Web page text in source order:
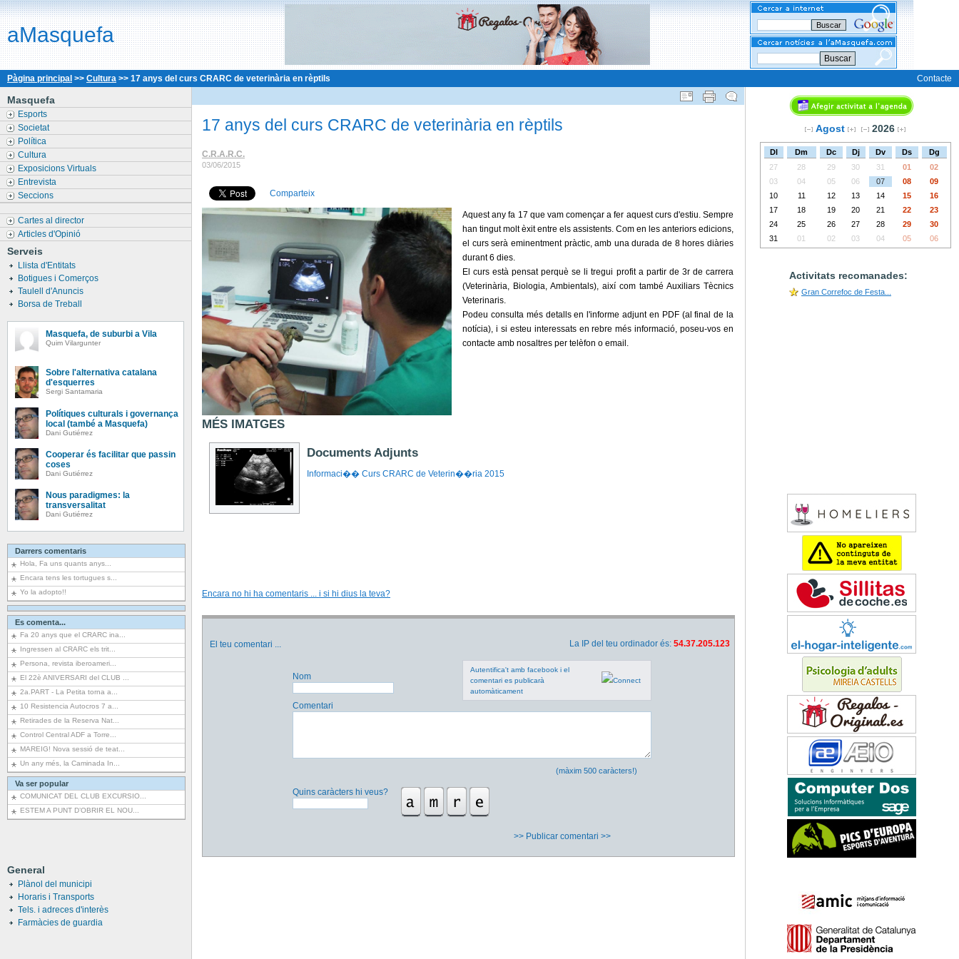
aMasquefa
Buscar
Pàgina principal >> Cultura >> 17 anys del curs CRARC de veterinària en rèptils Contacte
Masquefa
Esports
Societat
Política
Cultura
Exposicions Virtuals
Entrevista
Seccions
Cartes al director
Articles d'Opinió
Serveis
Llista d'Entitats
Botigues i Comerços
Taulell d'Anuncis
Borsa de Treball
Masquefa, de suburbi a Vila
Quim Vilargunter
Sobre l'alternativa catalana
d'esquerres
Sergi Santamaria
Polítiques culturals i governança
local (també a Masquefa)
Dani Gutiérrez
Cooperar és facilitar que passin
coses
Dani Gutiérrez
Nous paradigmes: la
transversalitat
Dani Gutiérrez
Darrers comentaris
Hola, Fa uns quants anys...
Encara tens les tortugues s...
Yo la adopto!!
Es comenta...
Fa 20 anys que el CRARC ina...
Ingressen al CRARC els trit...
Persona, revista iberoameri...
El 22è ANIVERSARI del CLUB ...
2a.PART - La Petita torna a...
10 Resistencia Autocros 7 a...
Retirades de la Reserva Nat...
Control Central ADF a Torre...
MAREIG! Nova sessió de teat...
Un any més, la Caminada In...
Va ser popular
COMUNICAT DEL CLUB EXCURSIO...
ESTEM A PUNT D’OBRIR EL NOU...
General
Plànol del municipi
Horaris i Transports
Tels. i adreces d'interès
Farmàcies de guardia
17 anys del curs CRARC de veterinària en rèptils
C.R.A.R.C.
03/06/2015
Comparteix
Aquest any fa 17 que vam començar a fer aquest curs d'estiu. Sempre
han tingut molt èxit entre els assistents. Com en les anteriors edicions,
el curs serà eminentment pràctic, amb una durada de 8 hores diàries
durant 6 dies.
El curs està pensat perquè se li tregui profit a partir de 3r de carrera
(Veterinària, Biologia, Ambientals), així com també Auxiliars Tècnics
Veterinaris.
Podeu consulta més detalls en l'informe adjunt en PDF (al final de la
notícia), i si esteu interessats en rebre més informació, poseu-vos en
contacte amb nosaltres per telèfon o email.
MÉS IMATGES
Documents Adjunts
Informaci�� Curs CRARC de Veterin��ria 2015
Encara no hi ha comentaris ... i si hi dius la teva?
El teu comentari ... La IP del teu ordinador és: 54.37.205.123
Nom
Autentifica't amb facebook i el
comentari es publicarà
automàticament
Comentari
(màxim 500 caràcters!)
Quins caràcters hi veus?
>> Publicar comentari >>
Agost 2026
Dl Dm Dc Dj Dv Ds
Dg
27
28 29 30 31 01
02
03
04 05 06 07 08
09
10
11 12 13 14 15
16
17
18 19 20 21 22
23
24
25 26 27 28 29
30
31
01 02 03 04 05 06
Activitats recomanades:
Gran Correfoc de Festa...